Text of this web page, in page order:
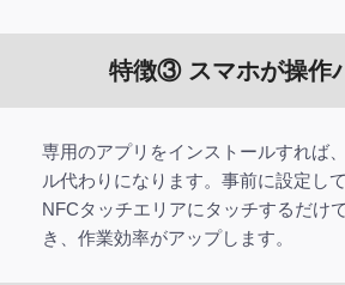
特徴③ スマホが操作
専用のアプリをインストールすれば
ル代わりになります。事前に設定し
NFCタッチエリアにタッチするだけ
き、作業効率がアップします。